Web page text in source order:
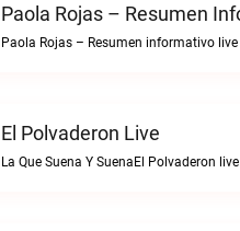
Paola Rojas – Resumen informativo live
El Polvaderon Live
La Que Suena Y SuenaEl Polvaderon live